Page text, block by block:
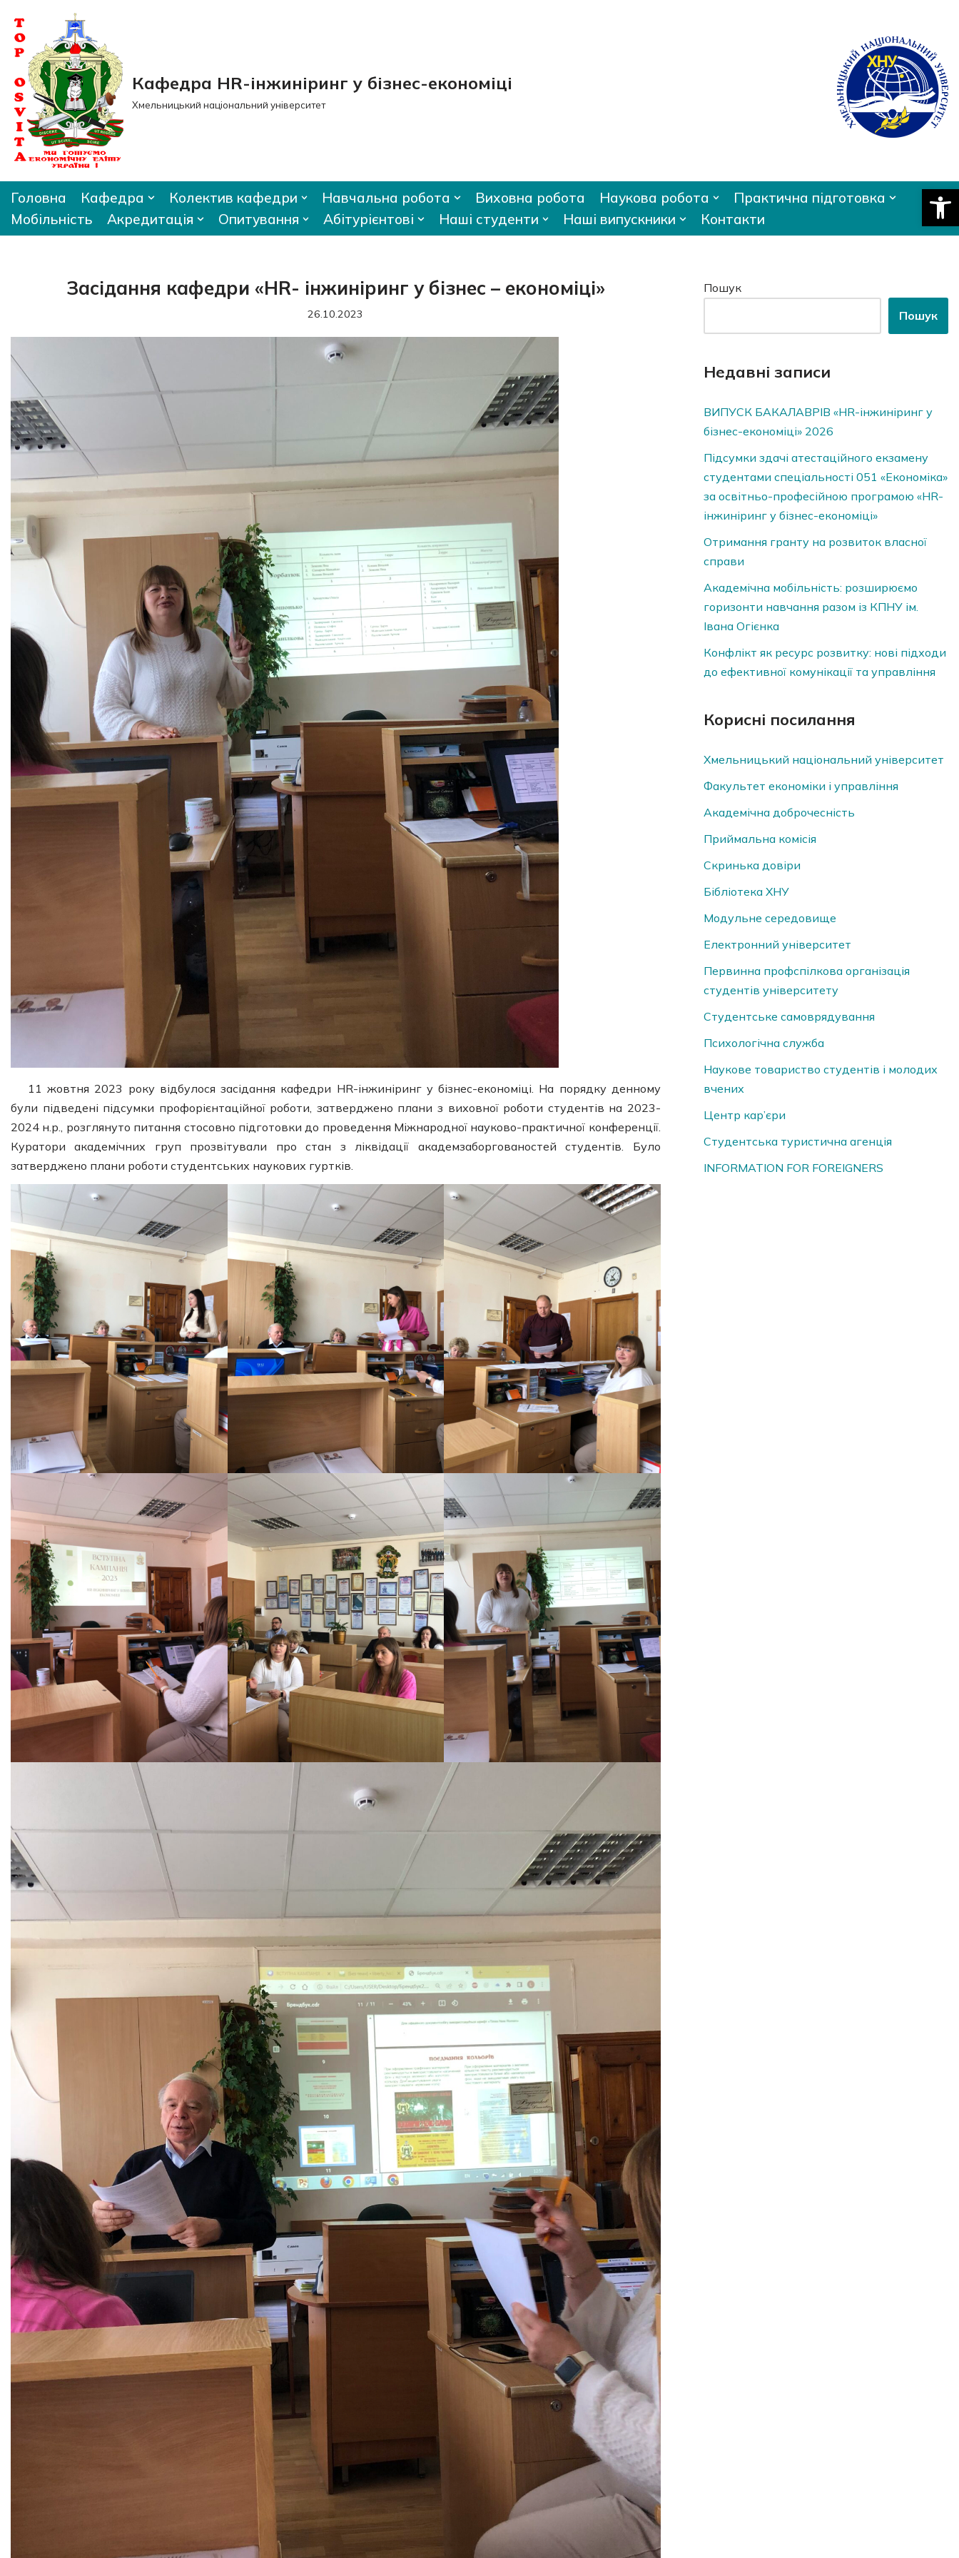
Перейти
до
вмісту
Кафедра HR-інжиніринг у бізнес-економіці
Хмельницький національний університет
Головна Кафедра Колектив кафедри Навчальна робота Виховна робота Наукова робота
Практична підготовка
Мобільність
Акредитація Опитування Абітурієнтові Наші студенти Наші випускники Контакти
Засідання кафедри «HR- інжиніринг у бізнес – економіці»
26.10.2023
11 жовтня 2023 року відбулося засідання кафедри HR-інжиніринг у бізнес-економіці. На порядку денному
були підведені підсумки профорієнтаційної роботи, затверджено плани з виховної роботи студентів на 2023-
2024 н.р., розглянуто питання стосовно підготовки до проведення Міжнародної науково-практичної конференції.
Куратори академічних груп прозвітували про стан з ліквідації академзаборгованостей студентів. Було
затверджено плани роботи студентських наукових гуртків.
Пошук
Пошук
Недавні записи
ВИПУСК БАКАЛАВРІВ «HR-інжиніринг у
бізнес-економіці» 2026
Підсумки здачі атестаційного екзамену
студентами спеціальності 051 «Економіка»
за освітньо-професійною програмою «HR-
інжиніринг у бізнес-економіці»
Отримання гранту на розвиток власної
справи
Академічна мобільність: розширюємо
горизонти навчання разом із КПНУ ім.
Івана Огієнка
Конфлікт як ресурс розвитку: нові підходи
до ефективної комунікації та управління
Корисні посилання
Хмельницький національний університет
Факультет економіки і управління
Академічна доброчесність
Приймальна комісія
Скринька довiри
Бібліотека ХНУ
Модульне середовище
Електронний університет
Первинна профспілкова організація
студентів університету
Студентське самоврядування
Психологічна служба
Наукове товариство студентів і молодих
вчених
Центр кар’єри
Студентська туристична агенція
INFORMATION FOR FOREIGNERS